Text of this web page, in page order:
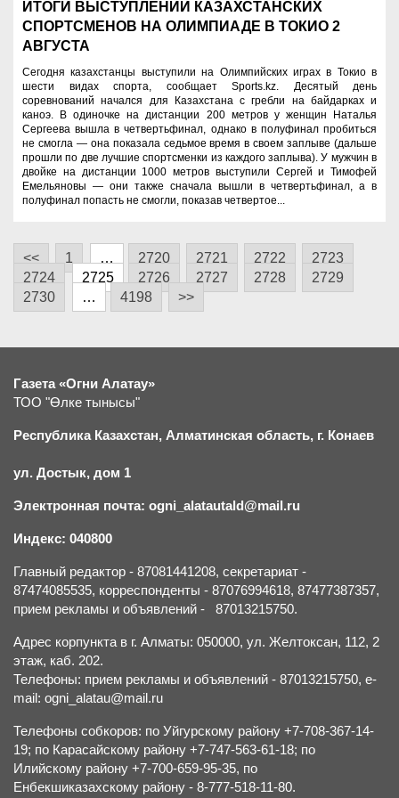
ИТОГИ ВЫСТУПЛЕНИЙ КАЗАХСТАНСКИХ
СПОРТСМЕНОВ НА ОЛИМПИАДЕ В ТОКИО 2
АВГУСТА
Сегодня казахстанцы выступили на Олимпийских играх в Токио в
шести видах спорта, сообщает Sports.kz. Десятый день
соревнований начался для Казахстана с гребли на байдарках и
каноэ. В одиночке на дистанции 200 метров у женщин Наталья
Сергеева вышла в четвертьфинал, однако в полуфинал пробиться
не смогла — она показала седьмое время в своем заплыве (дальше
прошли по две лучшие спортсменки из каждого заплыва). У мужчин в
двойке на дистанции 1000 метров выступили Сергей и Тимофей
Емельяновы — они также сначала вышли в четвертьфинал, а в
полуфинал попасть не смогли, показав четвертое...
<< 1 … 2720 2721 2722
2723
2724
2725 2726 2727 2728
2729
2730
… 4198 >>
Газета «Огни Алатау»
ТОО "Өлке тынысы"
Республика Казахстан, Алматинская область, г. Конаев
ул. Достык, дом 1
Электронная почта: ogni_alatautald@mail.ru
Индекс: 040800
Главный редактор - 87081441208, секретариат -
87474085535, корреспонденты - 87076994618, 87477387357,
прием рекламы и объявлений - 87013215750.
Адрес корпункта в г. Алматы: 050000, ул. Желтоксан, 112, 2
этаж, каб. 202.
Телефоны: прием рекламы и объявлений - 87013215750, e-
mail: ogni_alatau@mail.ru
Телефоны собкоров: по Уйгурскому району +7-708-367-14-
19; по Карасайскому району +7-747-563-61-18; по
Илийскому району +7-700-659-95-35, по
Енбекшиказахскому району - 8-777-518-11-80.